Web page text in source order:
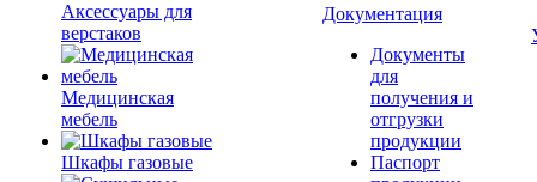
Аксессуары для
верстаков
Медицинская
мебель
Шкафы газовые
Документация
Документы
для
получения и
отгрузки
продукции
Паспорт